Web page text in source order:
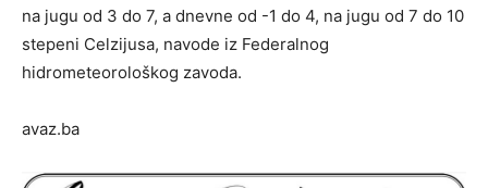
na jugu od 3 do 7, a dnevne od -1 do 4, na jugu od 7 do 10
stepeni Celzijusa, navode iz Federalnog
hidrometeorološkog zavoda.
avaz.ba